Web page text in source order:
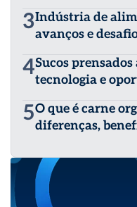
3Indústria de
avanços e
4Sucos
tecnologia e
5O que é carne
diferenças,